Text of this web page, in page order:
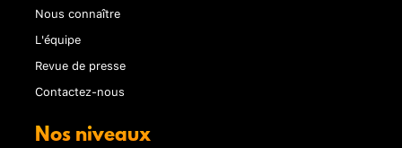
Nous connaître
L'équipe
Revue de presse
Contactez-nous
Nos niveaux